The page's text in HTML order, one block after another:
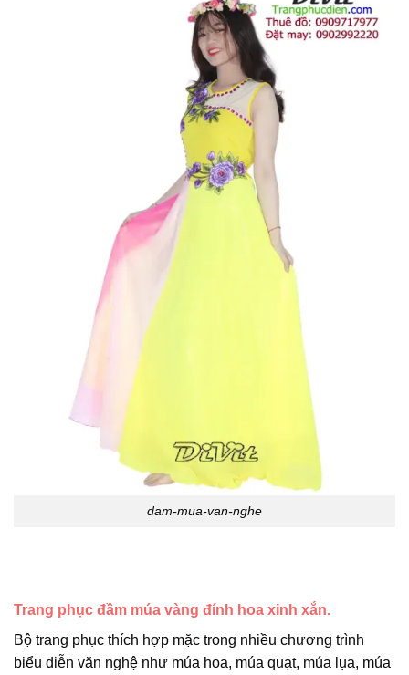
dam-mua-van-nghe
Trang phục đầm múa vàng đính hoa xinh xắn.
Bộ trang phục thích hợp mặc trong nhiều chương trình
biểu diễn văn nghệ như múa hoa, múa quạt, múa lụa, múa